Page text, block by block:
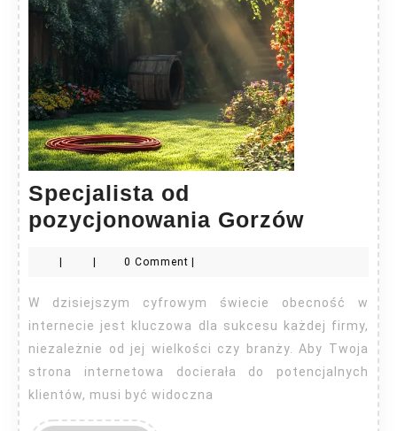
Specjalista od
pozycjonowania Gorzów
Gorzów
0 Comment
W dzisiejszym cyfrowym świecie obecność w
internecie jest kluczowa dla sukcesu każdej firmy,
niezależnie od jej wielkości czy branży. Aby Twoja
strona internetowa docierała do potencjalnych
klientów, musi być widoczna